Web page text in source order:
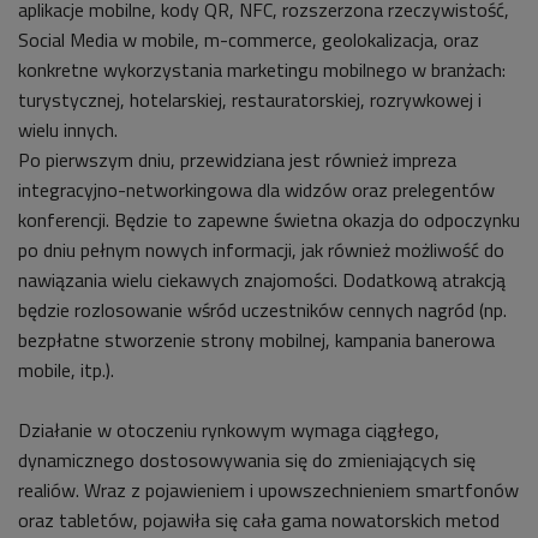
aplikacje mobilne, kody QR, NFC, rozszerzona rzeczywistość,
Social Media w mobile, m-commerce, geolokalizacja, oraz
konkretne wykorzystania marketingu mobilnego w branżach:
turystycznej, hotelarskiej, restauratorskiej, rozrywkowej i
wielu innych.
Po pierwszym dniu, przewidziana jest również impreza
integracyjno-networkingowa dla widzów oraz prelegentów
konferencji. Będzie to zapewne świetna okazja do odpoczynku
po dniu pełnym nowych informacji, jak również możliwość do
nawiązania wielu ciekawych znajomości. Dodatkową atrakcją
będzie rozlosowanie wśród uczestników cennych nagród (np.
bezpłatne stworzenie strony mobilnej, kampania banerowa
mobile, itp.).
Działanie w otoczeniu rynkowym wymaga ciągłego,
dynamicznego dostosowywania się do zmieniających się
realiów. Wraz z pojawieniem i upowszechnieniem smartfonów
oraz tabletów, pojawiła się cała gama nowatorskich metod